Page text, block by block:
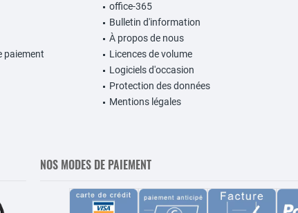
paiement
office-365
Bulletin d'information
À propos de nous
Licences de volume
Logiciels d'occasion
Protection des données
Mentions légales
NOS MODES DE PAIEMENT